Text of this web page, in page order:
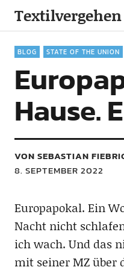
Textilvergehen
BLOG STATE OF THE UNION
Hause.
VON SEBASTIAN
8. SEPTEMBER 2022
Europapokal. Ein
Nacht nicht
ich wach. Und das
mit seiner MZ über